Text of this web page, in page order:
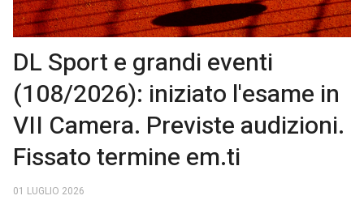
DL Sport e grandi eventi
(108/2026): iniziato l'esame in
VII Camera. Previste audizioni.
Fissato termine em.ti
01 LUGLIO 2026